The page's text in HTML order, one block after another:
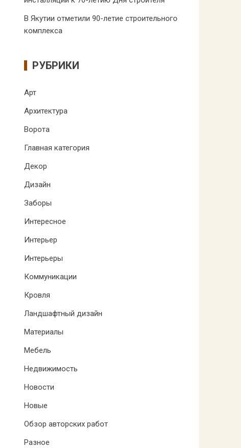
В Якутии отметили 90-летие строительного
комплекса
РУБРИКИ
Арт
Архитектура
Ворота
Главная категория
Декор
Дизайн
Заборы
Интересное
Интерьер
Интерьеры
Коммуникации
Кровля
Ландшафтный дизайн
Материалы
Мебель
Недвижимость
Новости
Новые
Обзор авторских работ
Разное